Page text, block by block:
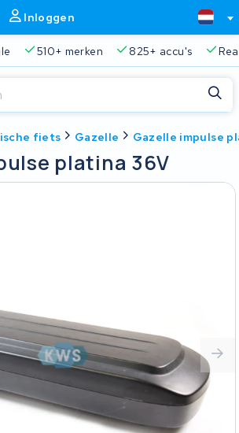
Inloggen
510+ merken 825+ accu's
fiets Gazelle Gazelle impulse
platina 36V
Sluiten
Sluiten
in de zoekbalk om te zoeken